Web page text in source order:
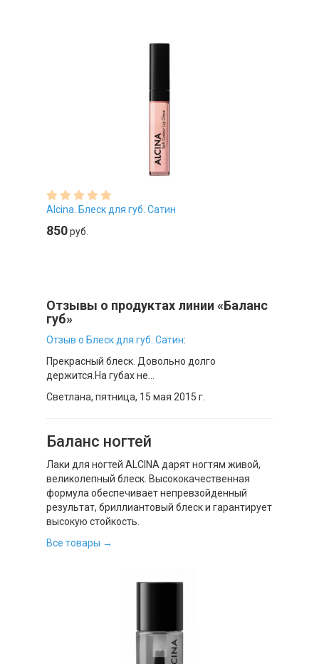
Alcina. Блеск для губ. Сатин
850руб.
Отзывы о продуктах линии «Баланс
губ»
Отзыв о Блеск для губ. Сатин:
Прекрасный блеск. Довольно долго
держится.На губах не...
Светлана, пятница, 15 мая 2015 г.
Баланс ногтей
Лаки для ногтей ALCINA дарят ногтям живой,
великолепный блеск. Высококачественная
формула обеспечивает непревзойденный
результат, бриллиантовый блеск и гарантирует
высокую стойкость.
Все товары →